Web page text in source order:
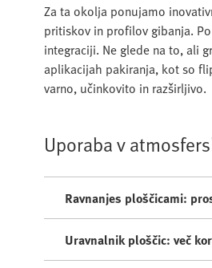
Za ta okolja ponujamo
pritiskov in profilov gibanja.
integraciji. Ne glede na to, ali
aplikacijah pakiranja, kot so
varno, učinkovito in razširljivo.
Uporaba v
Ravnanjes ploščicami:
Uravnalnik ploščic: več